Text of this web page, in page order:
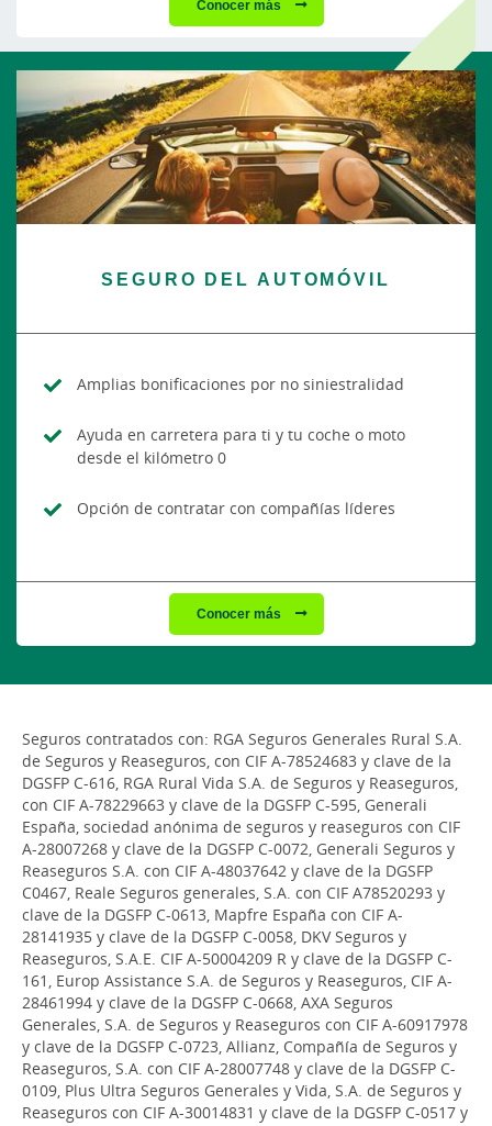
Conocer más
SEGURO DEL AUTOMÓVIL
Amplias bonificaciones por no siniestralidad
Ayuda en carretera para ti y tu coche o moto
desde el kilómetro 0
Opción de contratar con compañías líderes
Conocer más
Seguros contratados con: RGA Seguros Generales Rural S.A.
de Seguros y Reaseguros, con CIF A-78524683 y clave de la
DGSFP C-616, RGA Rural Vida S.A. de Seguros y Reaseguros,
con CIF A-78229663 y clave de la DGSFP C-595, Generali
España, sociedad anónima de seguros y reaseguros con CIF
A-28007268 y clave de la DGSFP C-0072, Generali Seguros y
Reaseguros S.A. con CIF A-48037642 y clave de la DGSFP
C0467, Reale Seguros generales, S.A. con CIF A78520293 y
clave de la DGSFP C-0613, Mapfre España con CIF A-
28141935 y clave de la DGSFP C-0058, DKV Seguros y
Reaseguros, S.A.E. CIF A-50004209 R y clave de la DGSFP C-
161, Europ Assistance S.A. de Seguros y Reaseguros, CIF A-
28461994 y clave de la DGSFP C-0668, AXA Seguros
Generales, S.A. de Seguros y Reaseguros con CIF A-60917978
y clave de la DGSFP C-0723, Allianz, Compañía de Seguros y
Reaseguros, S.A. con CIF A-28007748 y clave de la DGSFP C-
0109, Plus Ultra Seguros Generales y Vida, S.A. de Seguros y
Reaseguros con CIF A-30014831 y clave de la DGSFP C-0517 y